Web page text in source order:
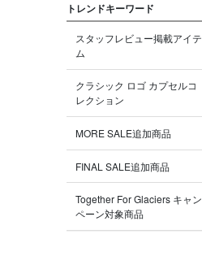
トレンドキーワード
スタッフレビュー掲載アイテ
ム
クラシック ロゴ カプセルコ
レクション
MORE SALE追加商品
FINAL SALE追加商品
Together For Glaciers キャン
ペーン対象商品